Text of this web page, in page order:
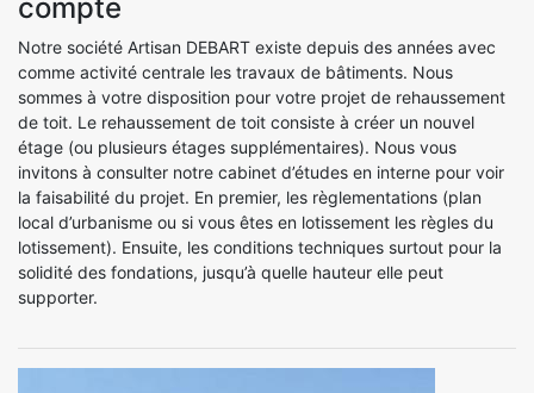
compte
Notre société Artisan DEBART existe depuis des années avec
comme activité centrale les travaux de bâtiments. Nous
sommes à votre disposition pour votre projet de rehaussement
de toit. Le rehaussement de toit consiste à créer un nouvel
étage (ou plusieurs étages supplémentaires). Nous vous
invitons à consulter notre cabinet d’études en interne pour voir
la faisabilité du projet. En premier, les règlementations (plan
local d’urbanisme ou si vous êtes en lotissement les règles du
lotissement). Ensuite, les conditions techniques surtout pour la
solidité des fondations, jusqu’à quelle hauteur elle peut
supporter.